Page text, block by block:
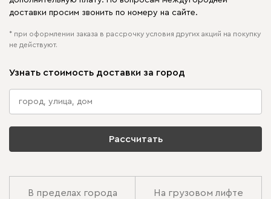
доставки просим звонить по номеру на сайте.
* при оформлении заказа в рассрочку условия других акций на покупку
не действуют.
Узнать стоимость доставки за город
Рассчитать
В пределах города На грузовом лифте